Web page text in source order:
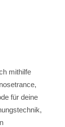
mithilfe
für deine